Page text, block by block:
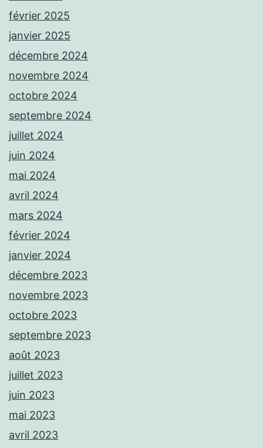
février 2025
janvier 2025
décembre 2024
novembre 2024
octobre 2024
septembre 2024
juillet 2024
juin 2024
mai 2024
avril 2024
mars 2024
février 2024
janvier 2024
décembre 2023
novembre 2023
octobre 2023
septembre 2023
août 2023
juillet 2023
juin 2023
mai 2023
avril 2023